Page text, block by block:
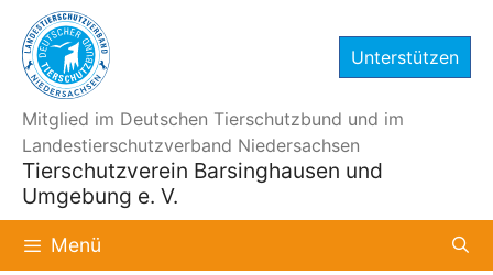
Inhalt
springen
Unterstützen
Tierschutzverein Barsinghausen und
Umgebung e. V.
Mitglied im Deutschen Tierschutzbund und im
Landestierschutzverband Niedersachsen
Menü